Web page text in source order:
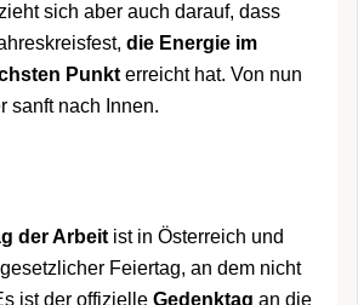
sich aber auch darauf, dass
die Energie im
Punkterreicht hat. Von nun
sanft nach Innen.
der Arbeitist in Österreich und
Feiertag, an dem nicht
ist der offizielle Gedenktag an die